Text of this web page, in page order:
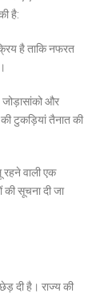
है:
है ताकि नफरत
जोड़ासांको और
टुकड़ियां तैनात की
वाली एक
की सूचना दी जा
दी है। राज्य की